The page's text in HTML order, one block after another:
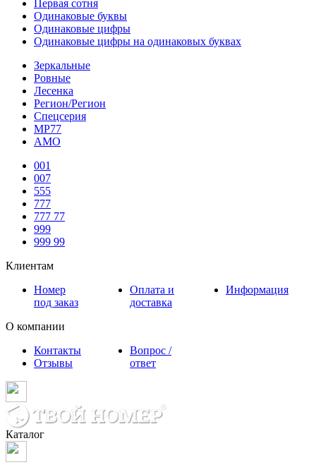
Первая сотня
Одинаковые буквы
Одинаковые цифры
Одинаковые цифры на одинаковых буквах
Зеркальные
Ровные
Лесенка
Регион/Регион
Спецсерия
МР77
АМО
001
007
555
777
777 77
999
999 99
Клиентам
Номер
под заказ
Оплата и
доставка
Информация
О компании
Контакты
Отзывы
Вопрос /
ответ
Каталог